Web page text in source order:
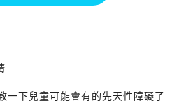
一下兒童可能會有的先天性障礙了